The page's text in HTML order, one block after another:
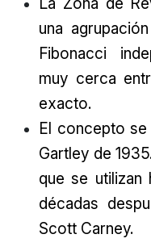
una
Fibonacci
muy cerca
exacto.
El concepto
Gartley de
que se utilizan
décadas
Scott Carney.